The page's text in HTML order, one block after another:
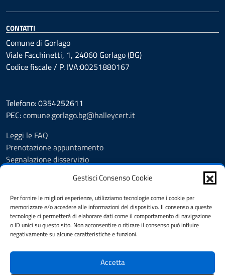
Gestisci Consenso Cookie
Per fornire le migliori esperienze, utilizziamo tecnologie come i cookie per
memorizzare e/o accedere alle informazioni del dispositivo. Il consenso a queste
tecnologie ci permetterà di elaborare dati come il comportamento di navigazione
o ID unici su questo sito. Non acconsentire o ritirare il consenso può influire
negativamente su alcune caratteristiche e funzioni.
Accetta
CONTATTI
Comune di Gorlago
Viale Facchinetti, 1, 24060 Gorlago (BG)
Codice fiscale / P. IVA:00251880167
Telefono: 0354252611
PEC:comune.gorlago.bg@halleycert.it
Leggi le FAQ
Prenotazione appuntamento
Segnalazione disservizio
Cookie Policy
Informativa privacy
Dichiarazione di accessibilità
Note legali